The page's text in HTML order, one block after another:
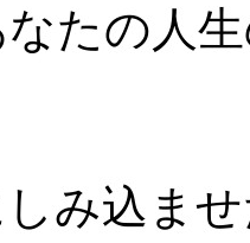
たの人
み込ませ